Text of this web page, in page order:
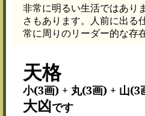
非常に明るい生活ではあり
さもあります。人前に出る
常に周りのリーダー的な存在
天格
小(3画) + 丸(3画) + 山(3
大凶です